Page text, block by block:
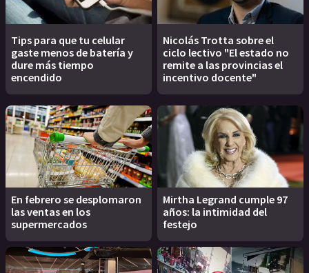
Tips para que tu celular
gaste menos de batería y
dure más tiempo
encendido
Nicolás Trotta sobre el
ciclo lectivo "El estado no
remite a las provincias el
incentivo docente"
En febrero se desplomaron
las ventas en los
supermercados
Mirtha Legrand cumple 97
años: la intimidad del
festejo